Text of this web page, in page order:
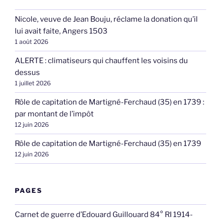
Nicole, veuve de Jean Bouju, réclame la donation qu’il
lui avait faite, Angers 1503
1 août 2026
ALERTE : climatiseurs qui chauffent les voisins du
dessus
1 juillet 2026
Rôle de capitation de Martigné-Ferchaud (35) en 1739 :
par montant de l’impôt
12 juin 2026
Rôle de capitation de Martigné-Ferchaud (35) en 1739
12 juin 2026
PAGES
Carnet de guerre d’Edouard Guillouard 84° RI 1914-